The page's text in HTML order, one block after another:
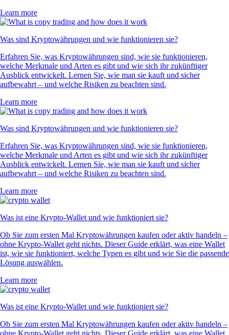
Learn more
Was sind Kryptowährungen und wie funktionieren sie?
Erfahren Sie, was Kryptowährungen sind, wie sie funktionieren,
welche Merkmale und Arten es gibt und wie sich ihr zukünftiger
Ausblick entwickelt. Lernen Sie, wie man sie kauft und sicher
aufbewahrt – und welche Risiken zu beachten sind.
Learn more
Was sind Kryptowährungen und wie funktionieren sie?
Erfahren Sie, was Kryptowährungen sind, wie sie funktionieren,
welche Merkmale und Arten es gibt und wie sich ihr zukünftiger
Ausblick entwickelt. Lernen Sie, wie man sie kauft und sicher
aufbewahrt – und welche Risiken zu beachten sind.
Learn more
Was ist eine Krypto-Wallet und wie funktioniert sie?
Ob Sie zum ersten Mal Kryptowährungen kaufen oder aktiv handeln –
ohne Krypto-Wallet geht nichts. Dieser Guide erklärt, was eine Wallet
ist, wie sie funktioniert, welche Typen es gibt und wie Sie die passende
Lösung auswählen.
Learn more
Was ist eine Krypto-Wallet und wie funktioniert sie?
Ob Sie zum ersten Mal Kryptowährungen kaufen oder aktiv handeln –
ohne Krypto-Wallet geht nichts. Dieser Guide erklärt, was eine Wallet